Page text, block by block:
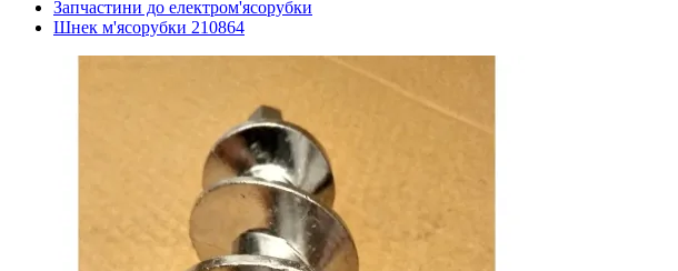
Запчастини до електром'ясорубки
Шнек м'ясорубки 210864